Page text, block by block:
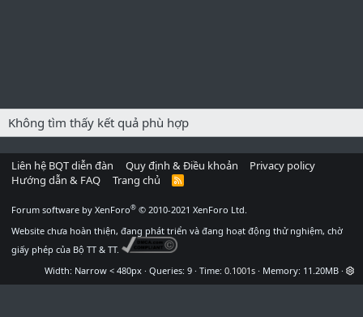
Không tìm thấy kết quả phù hợp
Liên hệ BQT diễn đàn Quy định & Điều khoản
Privacy policy
Hướng dẫn & FAQ
Trang chủ
R
Forum software by XenForo® © 2010-2021 XenForo Ltd.
Website chưa hoàn thiện, đang phát triển và đang hoạt động thử nghiệm, chờ
giấy phép của Bộ TT & TT.
Width
Queries 9 Time 0.1001s Memory 11.20MB